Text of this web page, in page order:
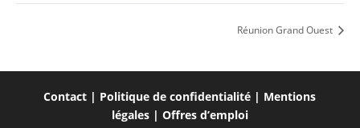
Réunion Grand Ouest
Contact | Politique de confidentialité | Mentions
légales| Offres d’emploi